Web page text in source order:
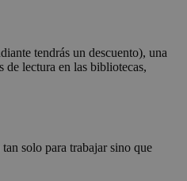
tendrás un descuento), una
de lectura en las bibliotecas,
solo para trabajar sino que